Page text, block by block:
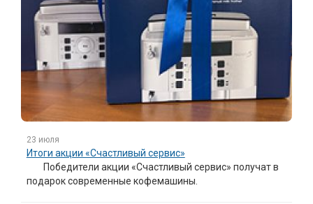
23 июля
Итоги акции «Счастливый сервис»
Победители акции «Счастливый сервис» получат в
подарок современные кофемашины.